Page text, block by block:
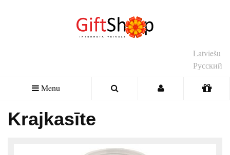
Latviešu
Русский
Menu
Krajkasīte